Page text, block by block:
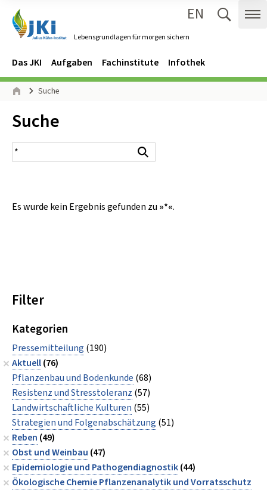
Lebensgrundlagen für morgen sichern
EN
Navigation
Hauptmenü
Das JKI Aufgaben Fachinstitute Infothek
Seitenpfad
Suche
Inhalt:
Suche
Suchergebnis
Es wurde kein Ergebnis gefunden zu »*«.
Filter
Kategorien
Pressemitteilung (190)
Aktuell(76)
Pflanzenbau und Bodenkunde (68)
Resistenz und Stresstoleranz (57)
Landwirtschaftliche Kulturen (55)
Strategien und Folgenabschätzung (51)
Reben (49)
Obst und Weinbau (47)
Epidemiologie und Pathogendiagnostik(44)
Ökologische Chemie Pflanzenanalytik und Vorratsschutz